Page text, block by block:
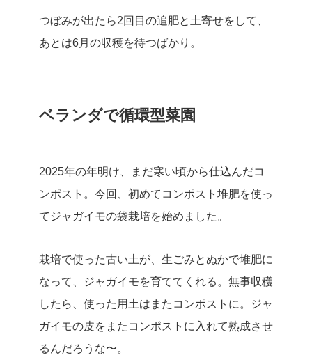
つぼみが出たら2回目の追肥と土寄せをして、
あとは6月の収穫を待つばかり。
ベランダで循環型菜園
2025年の年明け、まだ寒い頃から仕込んだコ
ンポスト。今回、初めてコンポスト堆肥を使っ
てジャガイモの袋栽培を始めました。
栽培で使った古い土が、生ごみとぬかで堆肥に
なって、ジャガイモを育ててくれる。無事収穫
したら、使った用土はまたコンポストに。ジャ
ガイモの皮をまたコンポストに入れて熟成させ
るんだろうな〜。